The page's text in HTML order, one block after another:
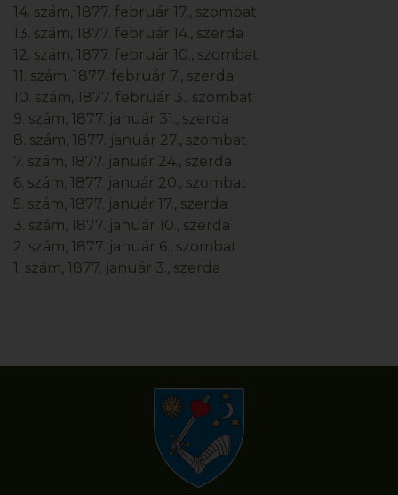
14. szám, 1877. február 17., szombat
13. szám, 1877. február 14., szerda
12. szám, 1877. február 10., szombat
11. szám, 1877. február 7., szerda
10. szám, 1877. február 3., szombat
9. szám, 1877. január 31., szerda
8. szám, 1877. január 27., szombat
7. szám, 1877. január 24., szerda
6. szám, 1877. január 20., szombat
5. szám, 1877. január 17., szerda
3. szám, 1877. január 10., szerda
2. szám, 1877. január 6., szombat
1. szám, 1877. január 3., szerda